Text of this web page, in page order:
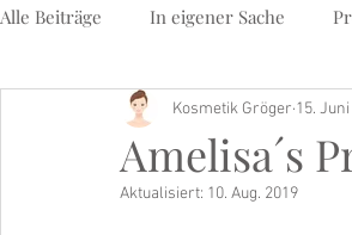
Alle Beiträge In eigener Sache
Buch Tipp
Amelisa´s
Kosmetik Gröger 15.
Aktualisiert: 10. Aug. 2019